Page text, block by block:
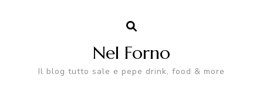
Nel Forno
Il blog tutto sale e pepe drink, food & more